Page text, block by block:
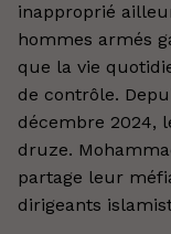
inapproprié
hommes armés
que la vie
de contrôle.
décembre 2024,
druze.
partage leur
dirigeants